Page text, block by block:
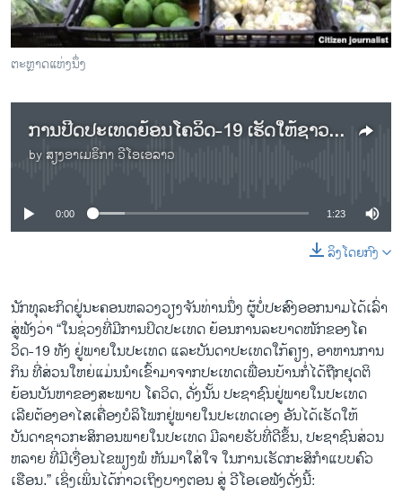
ທຸລະກິດ
ພາສາອັງກິດ
ລາຍການກະຈາຍສຽງ
ຕິດຕາມພວກເຮົາ ທີ່
ຕະຫຼາດແຫ່ງນຶ່ງ
ການປິດປະເທດຍ້ອນໂຄວິດ-19 ເຮັດໃຫ້ຊາວກະສິກອນມີລາຍຮັບທີ່ດີຂຶ້ນ
by ສຽງອາເມຣິກາ ວີໂອເອລາວ
No media source currently available
0:00 1:23
ລິງໂດຍກົງ
ນັກທຸລະກິດຢູ່ນະຄອນຫລວງວຽງຈັນທ່ານນຶ່ງ ຜູ້ບໍ່ປະສົງອອກນາມໄດ້ເລົ່າ
ສູ່ຟັງວ່າ “ໃນຊ່ວງທີ່ມີການປິດປະເທດ ຍ້ອນການລະບາດໜັກຂອງໂຄ
ວິດ-19 ທັງ ຢູ່ພາຍໃນປະເທດ ແລະບັນດາປະເທດໃກ້ຄຽງ, ອາຫານການ
ກິນ ທີ່ສ່ວນໃຫຍ່ແມ່ນນໍາເຂົ້າມາຈາກປະເທດເພື່ອນບ້ານກໍ່ໄດ້ຖືກຢຸດຕິ
ຍ້ອນບັນຫາຂອງສະພາບ ໂຄວິດ, ດັ່ງນັ້ນ ປະຊາຊົນຢູ່ພາຍໃນປະເທດ
ເລີຍຕ້ອງອາໄສເຄື່ອງບໍລິໂພກຢູ່ພາຍໃນປະເທດເອງ ອັນໄດ້ເຮັດໃຫ້
ບັນດາຊາວກະສິກອນພາຍໃນປະເທດ ມີລາຍຮັບທີ່ດີຂຶ້ນ, ປະຊາຊົນສ່ວນ
ຫລາຍ ທີ່ມີເງື່ອນໄຂພຽງພໍ ຫັນມາໃສ່ໃຈ ໃນການເຮັດກະສິກໍາແບບຄົວ
ເຮືອນ.” ເຊິ່ງເພິ່ນໄດ້ກ່າວເຖິງບາງຕອນ ສູ່ ວີໂອເອຟັງດັ່ງນີ້: